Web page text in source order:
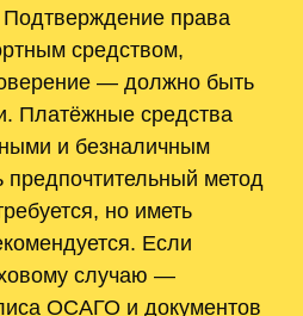
Подтверждение права
средством,
— должно быть
Платёжные средства
и безналичным
предпочтительный метод
но иметь
Если
случаю —
ОСАГО и документов